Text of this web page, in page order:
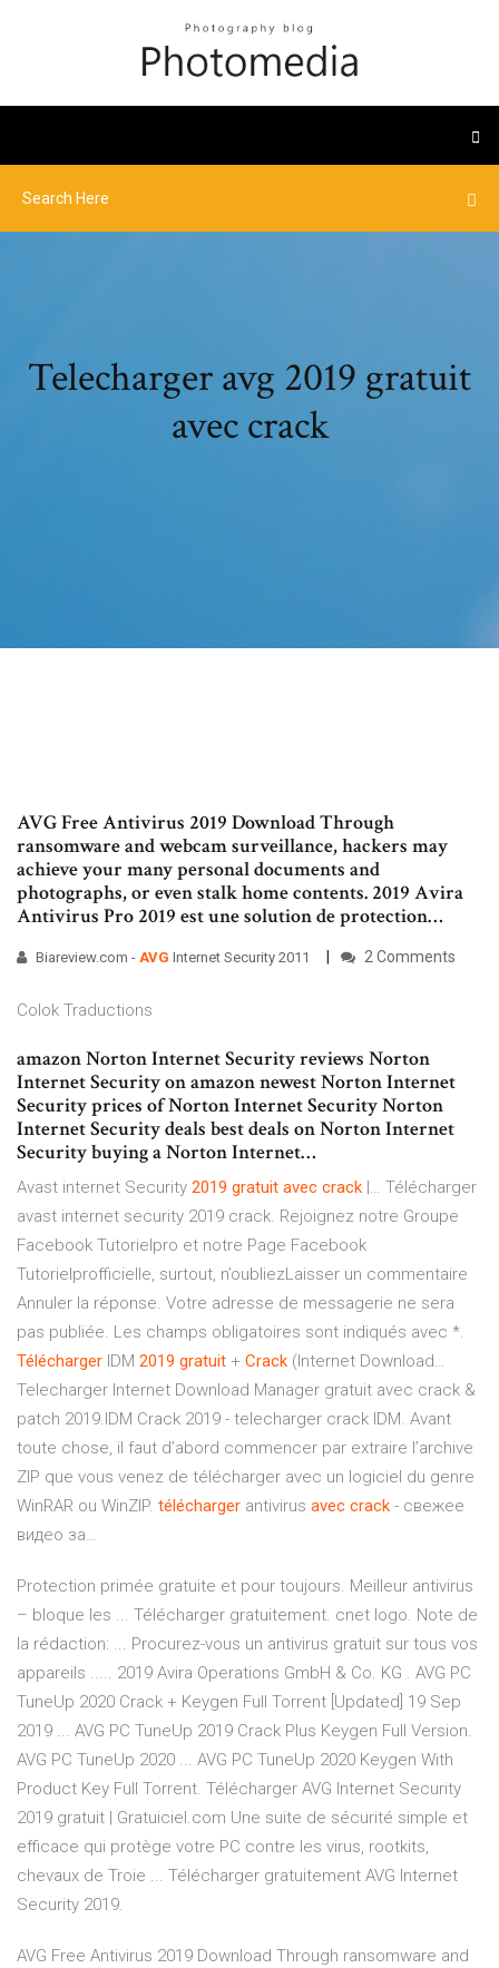
Telecharger avg 2019 gratuit
avec crack
AVG Free Antivirus 2019 Download Through
ransomware and webcam surveillance, hackers may
achieve your many personal documents and
photographs, or even stalk home contents. 2019 Avira
Antivirus Pro 2019 est une solution de protection…
Biareview.com - AVG Internet Security 2011 2 Comments
Colok Traductions
amazon Norton Internet Security reviews Norton
Internet Security on amazon newest Norton Internet
Security prices of Norton Internet Security Norton
Internet Security deals best deals on Norton Internet
Security buying a Norton Internet…
Avast internet Security 2019 gratuit avec crack |… Télécharger
avast internet security 2019 crack. Rejoignez notre Groupe
Facebook Tutorielpro et notre Page Facebook
Tutorielprofficielle, surtout, n’oubliezLaisser un commentaire
Annuler la réponse. Votre adresse de messagerie ne sera
pas publiée. Les champs obligatoires sont indiqués avec *.
Télécharger IDM 2019 gratuit + Crack (Internet Download…
Telecharger Internet Download Manager gratuit avec crack &
patch 2019.IDM Crack 2019 - telecharger crack IDM. Avant
toute chose, il faut d’abord commencer par extraire l’archive
ZIP que vous venez de télécharger avec un logiciel du genre
WinRAR ou WinZIP. télécharger antivirus avec crack - свежее
видео за…
Protection primée gratuite et pour toujours. Meilleur antivirus
– bloque les ... Télécharger gratuitement. cnet logo. Note de
la rédaction: ... Procurez-vous un antivirus gratuit sur tous vos
appareils ..... 2019 Avira Operations GmbH & Co. KG . AVG PC
TuneUp 2020 Crack + Keygen Full Torrent [Updated] 19 Sep
2019 ... AVG PC TuneUp 2019 Crack Plus Keygen Full Version.
AVG PC TuneUp 2020 ... AVG PC TuneUp 2020 Keygen With
Product Key Full Torrent. Télécharger AVG Internet Security
2019 gratuit | Gratuiciel.com Une suite de sécurité simple et
efficace qui protège votre PC contre les virus, rootkits,
chevaux de Troie ... Télécharger gratuitement AVG Internet
Security 2019.
AVG Free Antivirus 2019 Download Through ransomware and